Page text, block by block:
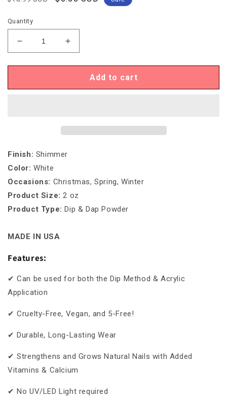
Quantity
Decrease
quantity
for
&amp;
DUST
Increase
quantity
for
&amp;
DUST
Add to cart
Finish: Shimmer
Color:White
Occasions: Christmas, Spring, Winter
Product Size: 2 oz
Product Type:Dip & Dap Powder
MADE IN USA
Features:
✔ Can be used for both the Dip Method & Acrylic
Application
✔ Cruelty-Free, Vegan, and 5-Free!
✔ Durable, Long-Lasting Wear
✔ Strengthens and Grows Natural Nails with Added
Vitamins & Calcium
✔ No UV/LED Light required